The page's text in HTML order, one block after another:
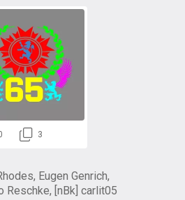
3
Eugen Genrich,
Reschke, [nBk] carlit05